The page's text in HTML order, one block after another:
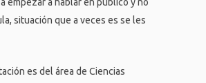
situación que a veces es se les
es del área de Ciencias